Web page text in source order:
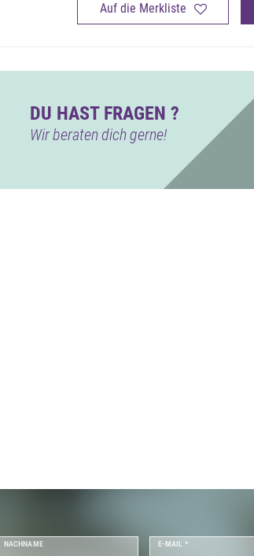
Auf die Merkliste
DU HAST FRAGEN ?
Wir beraten dich gerne!
NACHNAME E-MAIL *